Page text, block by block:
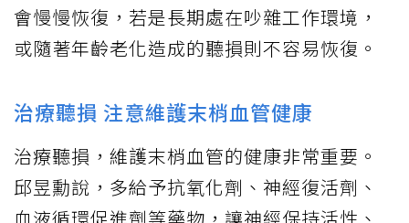
會慢慢恢復，若是長期處在吵雜工作環境，
或隨著年齡老化造成的聽損則不容易恢復。
治療聽損 注意維護末梢血管健康
治療聽損，維護末梢血管的健康非常重要。
邱昱勳說，多給予抗氧化劑、神經復活劑、